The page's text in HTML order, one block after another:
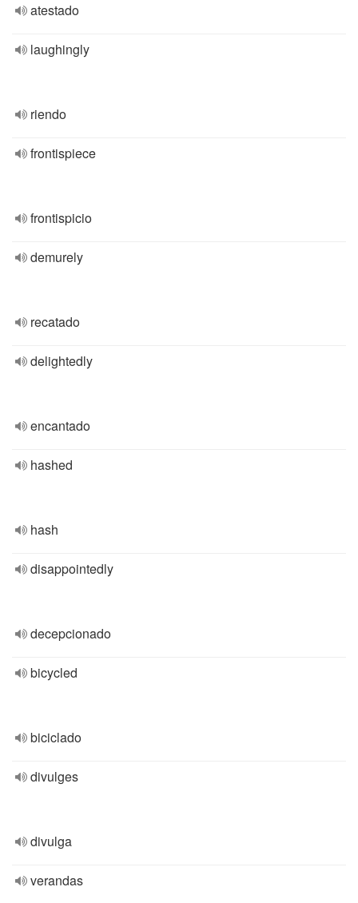
atestado
laughingly
riendo
frontispiece
frontispicio
demurely
recatado
delightedly
encantado
hashed
hash
disappointedly
decepcionado
bicycled
biciclado
divulges
divulga
verandas